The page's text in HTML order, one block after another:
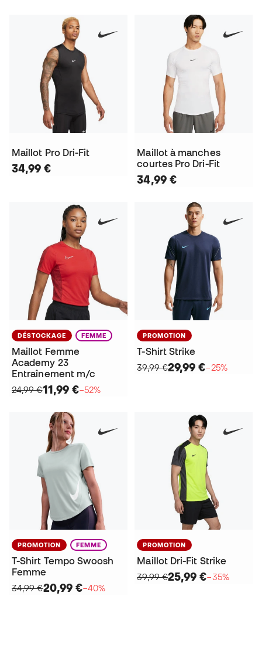
Maillot Pro Dri-Fit
34,99 €
Maillot à manches
courtes Pro Dri-Fit
34,99 €
DÉSTOCKAGE FEMME
Maillot Femme
Academy 23
Entraînement m/c
24,99 €11,99 €−52%
PROMOTION
T-Shirt Strike
39,99 €29,99 €−25%
PROMOTION FEMME
T-Shirt Tempo Swoosh
Femme
34,99 €20,99 €−40%
PROMOTION
Maillot Dri-Fit Strike
39,99 €25,99 €−35%